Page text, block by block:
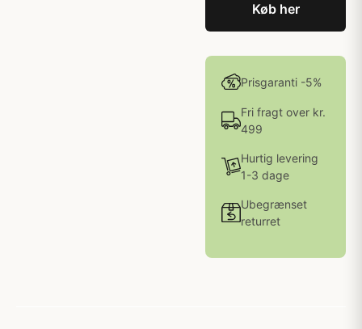
Køb her
Prisgaranti -5%
Fri fragt over kr.
499
Hurtig levering
1-3 dage
Ubegrænset
returret